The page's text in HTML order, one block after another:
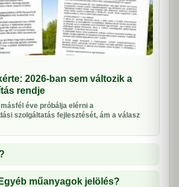
2026-ban sem változik a
rendje
éve próbálja elérni a
szolgáltatás fejlesztését, ám a válasz
műanyagok jelölés?